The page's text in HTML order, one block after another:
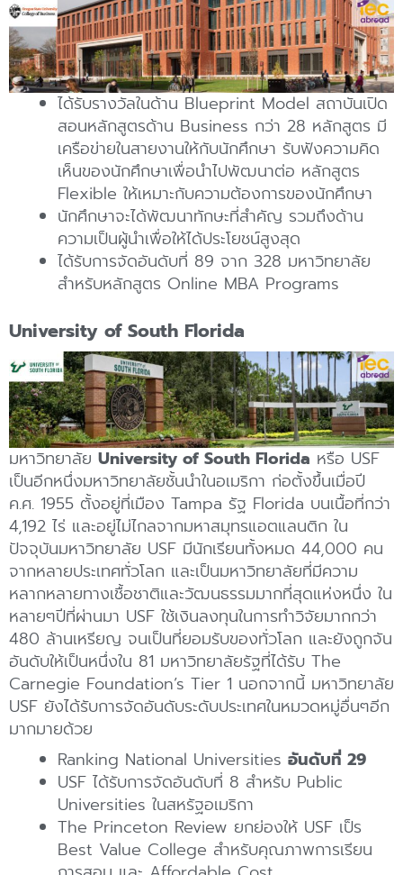
ได้รับรางวัลในด้าน Blueprint Model สถาบันเปิด
สอนหลักสูตรด้าน Business กว่า 28 หลักสูตร มี
เครือข่ายในสายงานให้กับนักศึกษา รับฟังความคิด
เห็นของนักศึกษาเพื่อนำไปพัฒนาต่อ หลักสูตร
Flexible ให้เหมาะกับความต้องการของนักศึกษา
นักศึกษาจะได้พัฒนาทักษะที่สำคัญ รวมถึงด้าน
ความเป็นผู้นำเพื่อให้ได้ประโยชน์สูงสุด
ได้รับการจัดอันดับที่ 89 จาก 328 มหาวิทยาลัย
สำหรับหลักสูตร Online MBA Programs
University of South Florida
มหาวิทยาลัย University of South Florida หรือ USF
เป็นอีกหนึ่งมหาวิทยาลัยชั้นนำในอเมริกา ก่อตั้งขึ้นเมื่อปี
ค.ศ. 1955 ตั้งอยู่ที่เมือง Tampa รัฐ Florida บนเนื้อที่กว่า
4,192 ไร่ และอยู่ไม่ไกลจากมหาสมุทรแอตแลนติก ใน
ปัจจุบันมหาวิทยาลัย USF มีนักเรียนทั้งหมด 44,000 คน
จากหลายประเทศทั่วโลก และเป็นมหาวิทยาลัยที่มีความ
หลากหลายทางเชื้อชาติและวัฒนธรรมมากที่สุดแห่งหนึ่ง ใน
หลายๆปีที่ผ่านมา USF ใช้เงินลงทุนในการทำวิจัยมากกว่า
480 ล้านเหรียญ จนเป็นที่ยอมรับของทั่วโลก และยังถูกจัน
อันดับให้เป็นหนึ่งใน 81 มหาวิทยาลัยรัฐที่ได้รับ The
Carnegie Foundation’s Tier 1 นอกจากนี้ มหาวิทยาลัย
USF ยังได้รับการจัดอันดับระดับประเทศในหมวดหมู่อื่นๆอีก
มากมายด้วย
Ranking National Universities อันดับที่ 29
USF ได้รับการจัดอันดับที่ 8 สำหรับ Public
Universities ในสหรัฐอเมริกา
The Princeton Review ยกย่องให้ USF เป็ร
Best Value College สำหรับคุณภาพการเรียน